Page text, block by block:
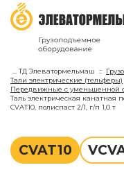
...ТД Элеватормельмаш
Тали электрические (тельферы)
Передвижные с уменьшенной
Таль электрическая канатная
CVAT10, полиспаст 2/1, г/п 1,0 т
СVAT10